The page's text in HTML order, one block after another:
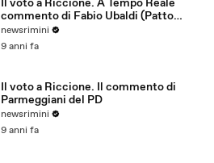
Il voto a Riccione. A Tempo Reale
commento di Fabio Ubaldi (Patto
Civico Riccione)
newsrimini
9 anni fa
Il voto a Riccione. Il commento di
Parmeggiani del PD
newsrimini
9 anni fa